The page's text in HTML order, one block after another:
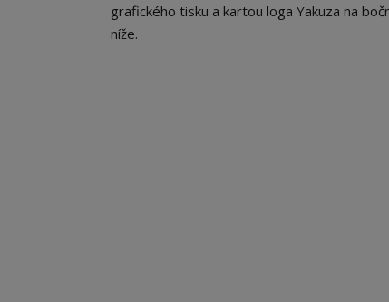
grafického tisku a kartou loga Yakuza na
níže.